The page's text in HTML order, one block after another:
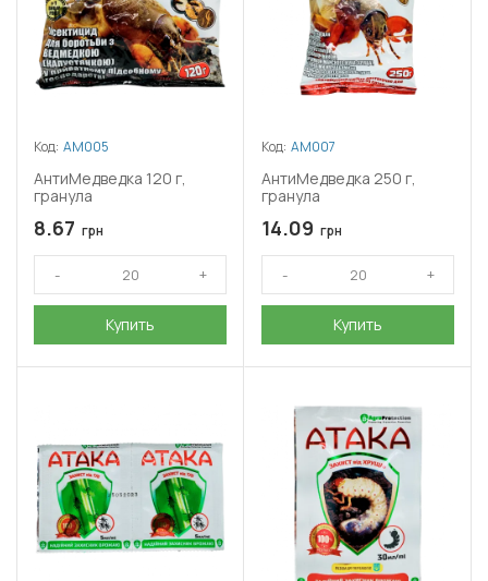
Код: АМ005
АнтиМедведка 120 г,
гранула
8.67 грн
Купить
Код: АМ007
АнтиМедведка 250 г,
гранула
14.09 грн
Купить